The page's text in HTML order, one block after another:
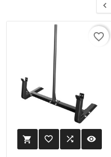

 favorite_border  visibility
favorite_border